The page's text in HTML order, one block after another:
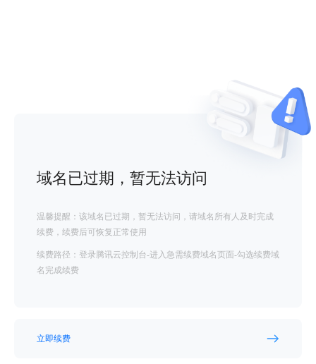
域名已过期，暂无法访问
温馨提醒：该域名已过期，暂无法访问，请域名所有人及时完成
续费，续费后可恢复正常使用
续费路径：登录腾讯云控制台-进入急需续费域名页面-勾选续费域
名完成续费
立即续费